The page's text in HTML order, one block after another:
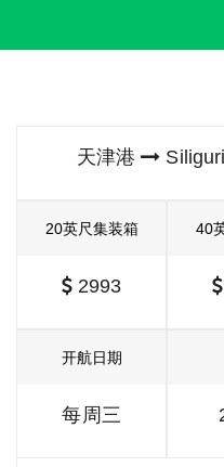
天津港
20英尺集装箱
2993
40
开航日期
每周三